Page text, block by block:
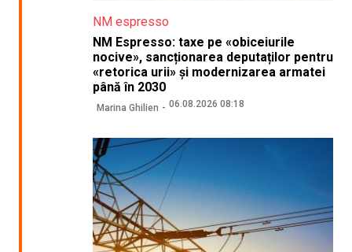
NM espresso
NM Espresso: taxe pe «obiceiurile
nocive», sancționarea deputaților pentru
«retorica urii» și modernizarea armatei
până în 2030
Marina Ghilien 06.08.2026 08:18